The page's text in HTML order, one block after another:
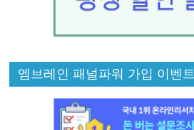
엠브레인 패널파워 가입 이벤트